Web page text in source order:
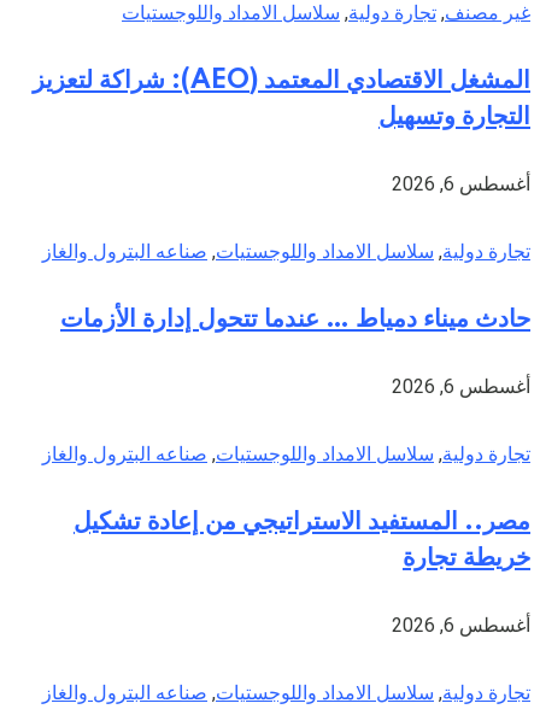
غير مصنف, تجارة دولية, سلاسل الامداد واللوجستيات
المشغل الاقتصادي المعتمد (AEO): شراكة لتعزيز
التجارة وتسهيل
أغسطس 6, 2026
تجارة دولية, سلاسل الامداد واللوجستيات, صناعه البترول والغاز
حادث ميناء دمياط … عندما تتحول إدارة الأزمات
أغسطس 6, 2026
تجارة دولية, سلاسل الامداد واللوجستيات, صناعه البترول والغاز
مصر.. المستفيد الاستراتيجي من إعادة تشكيل
خريطة تجارة
أغسطس 6, 2026
تجارة دولية, سلاسل الامداد واللوجستيات, صناعه البترول والغاز